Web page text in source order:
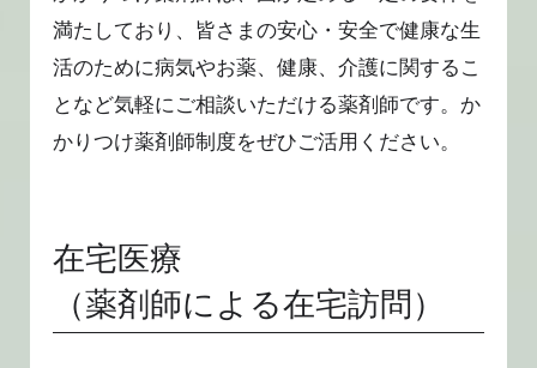
満たしており、皆さまの安心・安全で健康な生
活のために病気やお薬、健康、介護に関するこ
となど気軽にご相談いただける薬剤師です。か
かりつけ薬剤師制度をぜひご活用ください。
在宅医療
（薬剤師による在宅訪問）